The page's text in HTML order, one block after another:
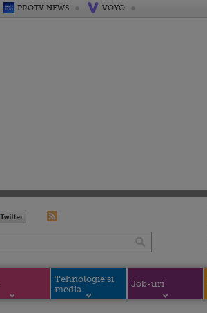
PROTV NEWS VOYO
Tehnologie si
media
Job-uri